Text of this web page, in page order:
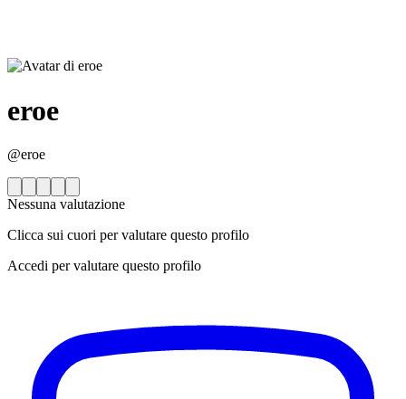
eroe
@eroe
Nessuna valutazione
Clicca sui cuori per valutare questo profilo
Accedi per valutare questo profilo